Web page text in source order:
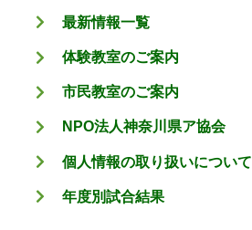
最新情報一覧
体験教室のご案内
市民教室のご案内
NPO法人神奈川県ア協会
個人情報の取り扱いについて
年度別試合結果